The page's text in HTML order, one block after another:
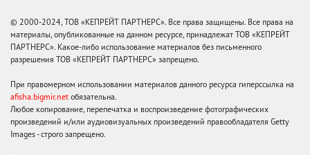
© 2000-2024, ТОВ «КЕПРЕЙТ ПАРТНЕРС». Все права защищены. Все права на
материалы, опубликованные на данном ресурсе, принадлежат ТОВ «КЕПРЕЙТ
ПАРТНЕРС». Какое-либо использование материалов без письменного
разрешения ТОВ «КЕПРЕЙТ ПАРТНЕРС» запрещено.
При правомерном использовании материалов данного ресурса гиперссылка на
afisha.bigmir.net обязательна.
Любое копирование, перепечатка и воспроизведение фотографических
произведений и/или аудиовизуальных произведений правообладателя Getty
Images - строго запрещено.